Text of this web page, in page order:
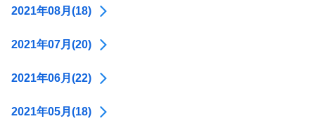
2021年08月(18)
2021年07月(20)
2021年06月(22)
2021年05月(18)